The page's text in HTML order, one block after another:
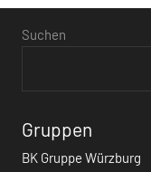
Suchen
Gruppen
BK Gruppe Würzburg